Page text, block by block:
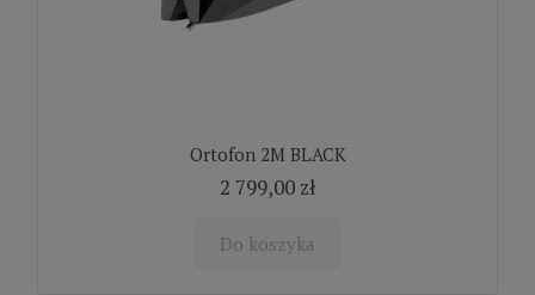
Ortofon 2M BLACK
2 799,00 zł
Do koszyka